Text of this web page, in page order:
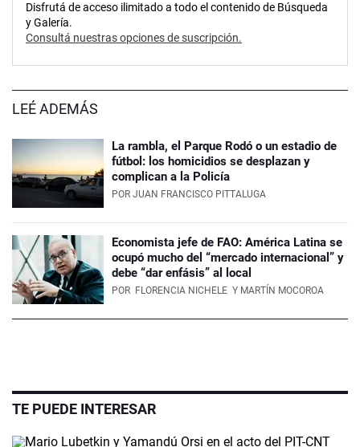
Disfrutá de acceso ilimitado a todo el contenido de Búsqueda
y Galería.
Consultá nuestras opciones de suscripción.
LEÉ ADEMÁS
La rambla, el Parque Rodó o un estadio de
fútbol: los homicidios se desplazan y
complican a la Policía
POR JUAN FRANCISCO PITTALUGA
Economista jefe de FAO: América Latina se
ocupó mucho del “mercado internacional” y
debe “dar enfásis” al local
POR FLORENCIA NICHELE Y MARTÍN MOCOROA
TE PUEDE INTERESAR